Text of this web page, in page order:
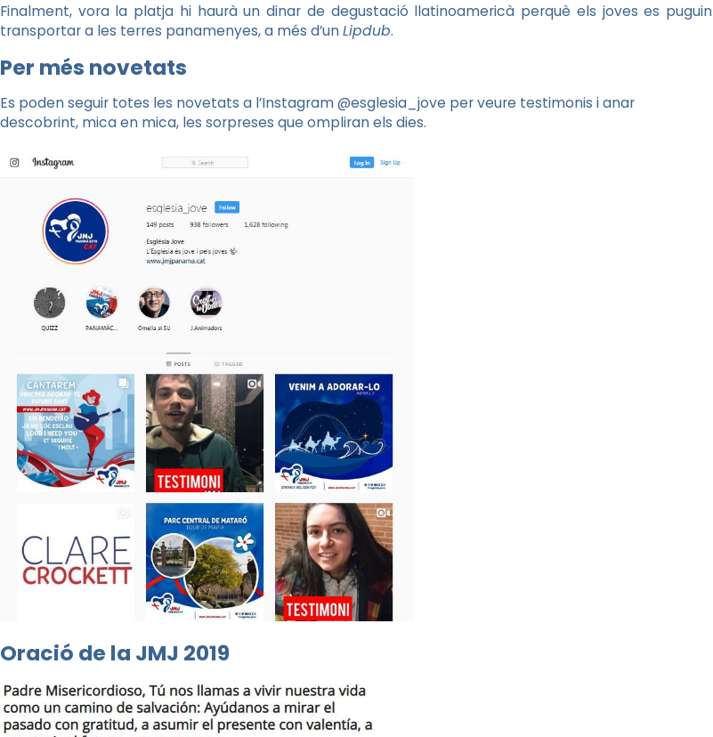
Finalment, vora la platja hi haurà un dinar de degustació llatinoamericà perquè els joves es puguin
transportar a les terres panamenyes, a més d’unLipdub.
Per més novetats
Es poden seguir totes les novetats a l’Instagram @esglesia_jove per veure testimonis i anar
descobrint, mica en mica, les sorpreses que ompliran els dies.
Oració de la JMJ 2019